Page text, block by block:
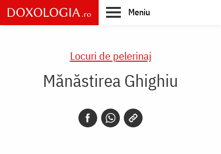
Skip
to
main
Meniu
Locuri de pelerinaj
Mănăstirea Ghighiu